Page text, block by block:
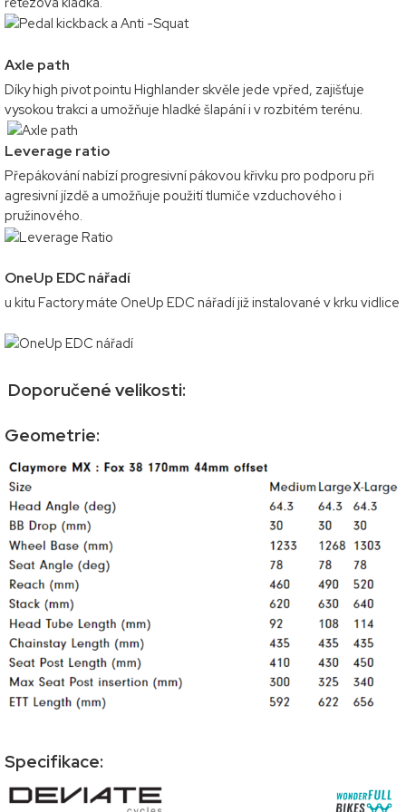
Axle path
Díky high pivot pointu Highlander skvěle jede vpřed, zajišťuje
vysokou trakci a umožňuje hladké šlapání i v rozbitém terénu.
Leverage ratio
Přepákování nabízí progresivní pákovou křivku pro podporu při
agresivní jízdě a umožňuje použití tlumiče vzduchového i
pružinového.
OneUp EDC nářadí
u kitu Factory máte OneUp EDC nářadí již instalované v krku vidlice
Doporučené velikosti:
Geometrie:
Specifikace: